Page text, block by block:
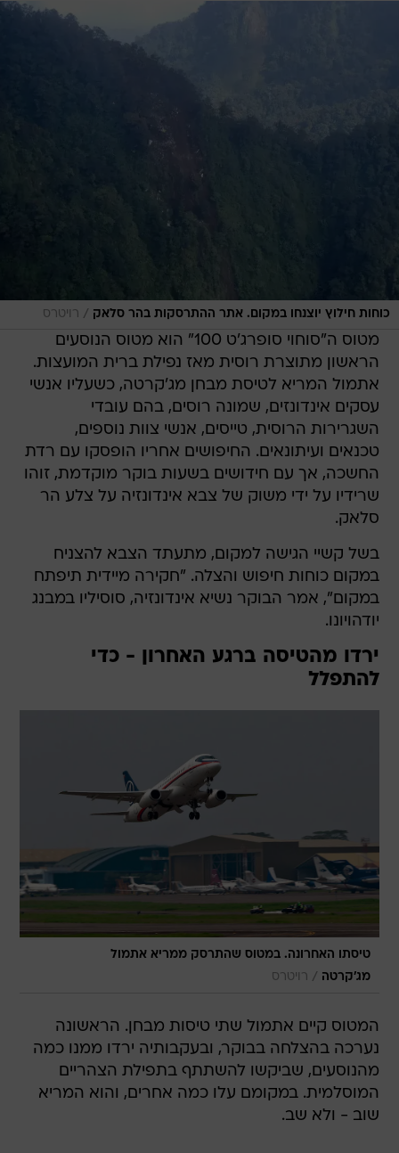
כוחות חילוץ יוצנחו במקום. אתר ההתרסקות בהר סלאק / רויטרס
מטוס ה"סוחוי סופרג'ט 100" הוא מטוס הנוסעים
הראשון מתוצרת רוסית מאז נפילת ברית המועצות.
אתמול המריא לטיסת מבחן מג'קרטה, כשעליו אנשי
עסקים אינדונזים, שמונה רוסים, בהם עובדי
השגרירות הרוסית, טייסים, אנשי צוות נוספים,
טכנאים ועיתונאים. החיפושים אחריו הופסקו עם רדת
החשכה, אך עם חידושים בשעות בוקר מוקדמת, זוהו
שרידיו על ידי משוק של צבא אינדונזיה על צלע הר
סלאק.
בשל קשיי הגישה למקום, מתעתד הצבא להצניח
במקום כוחות חיפוש והצלה. "חקירה מיידית תיפתח
במקום", אמר הבוקר נשיא אינדונזיה, סוסיליו במבנג
יודהויונו.
ירדו מהטיסה ברגע האחרון - כדי
להתפלל
טיסתו האחרונה. במטוס שהתרסק ממריא אתמול
מג'קרטה / רויטרס
המטוס קיים אתמול שתי טיסות מבחן. הראשונה
נערכה בהצלחה בבוקר, ובעקבותיה ירדו ממנו כמה
מהנוסעים, שביקשו להשתתף בתפילת הצהריים
המוסלמית. במקומם עלו כמה אחרים, והוא המריא
שוב - ולא שב.